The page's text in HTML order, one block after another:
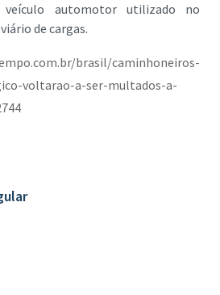
automotor utilizado no
de cargas.
brasil/caminhoneiros-
voltarao-a-ser-multados-a-